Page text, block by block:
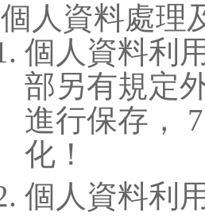
個人資料處理
個人資料利
部另有規定
進行保存，
化！
個人資料利